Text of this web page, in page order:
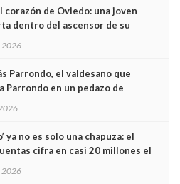
de Oviedo: una joven
dentro del ascensor de su
captan sus últimos minutos
2026
Parrondo, el valdesano que
Parrondo en un pedazo de
ya no es solo una chapuza: el
cifra en casi 20 millones el
los trenes que no cabían por los
2026